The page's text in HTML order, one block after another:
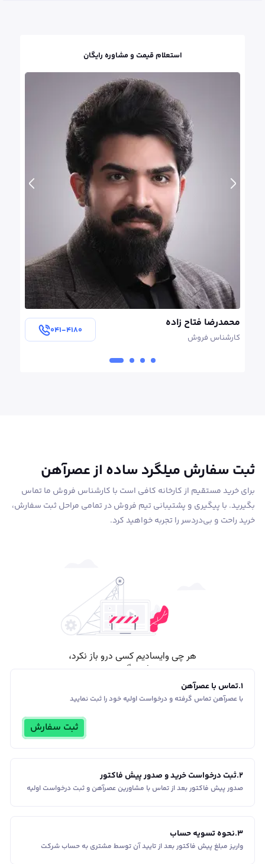
استعلام قیمت و مشاوره رایگان
مژگان نباتی
کارشناس فروش
فتاح زاده
فروش
ثبت سفارش میلگرد ساده از عصرآهن
برای خرید مستقیم از کارخانه کافی است با کارشناس فروش ما تماس
بگیرید. با پیگیری و پشتیبانی تیم فروش در تمامی مراحل ثبت سفارش،
خرید راحت و بی‌دردسر را تجربه خواهید کرد.
1
.تماس با عصرآهن
با عصرآهن تماس گرفته و درخواست اولیه خود را ثبت نمایید
ثبت سفارش
2
.ثبت درخواست خرید و صدور پیش فاکتور
صدور پیش فاکتور بعد از تماس با مشاورین عصر‌آهن و ثبت درخواست اولیه
3
.نحوه تسویه حساب
واریز مبلغ پیش فاکتور بعد از تایید آن توسط مشتری به حساب شرکت